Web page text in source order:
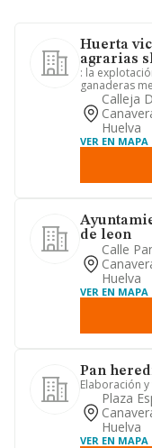
Huerta
agrarias
: la
ganaderas
verduras,
Calleja
Huelva
VER EN MAPA
de leon
Calle
Huelva
VER EN MAPA
Pan
Elaboración
Plaza
Huelva
VER EN MAPA